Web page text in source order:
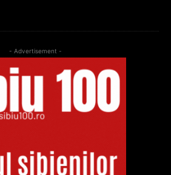
- Advertisement -